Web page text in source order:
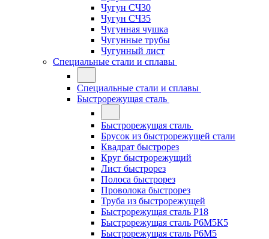
Чугун СЧ30
Чугун СЧ35
Чугунная чушка
Чугунные трубы
Чугунный лист
Специальные стали и сплавы
Специальные стали и сплавы
Быстрорежущая сталь
Быстрорежущая сталь
Брусок из быстрорежущей стали
Квадрат быстрорез
Круг быстрорежущий
Лист быстрорез
Полоса быстрорез
Проволока быстрорез
Труба из быстрорежущей
Быстрорежущая сталь Р18
Быстрорежущая сталь Р6М5К5
Быстрорежущая сталь Р6М5